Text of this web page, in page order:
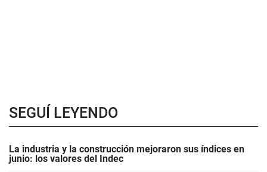
SEGUÍ LEYENDO
La industria y la construcción mejoraron sus índices en
junio: los valores del Indec